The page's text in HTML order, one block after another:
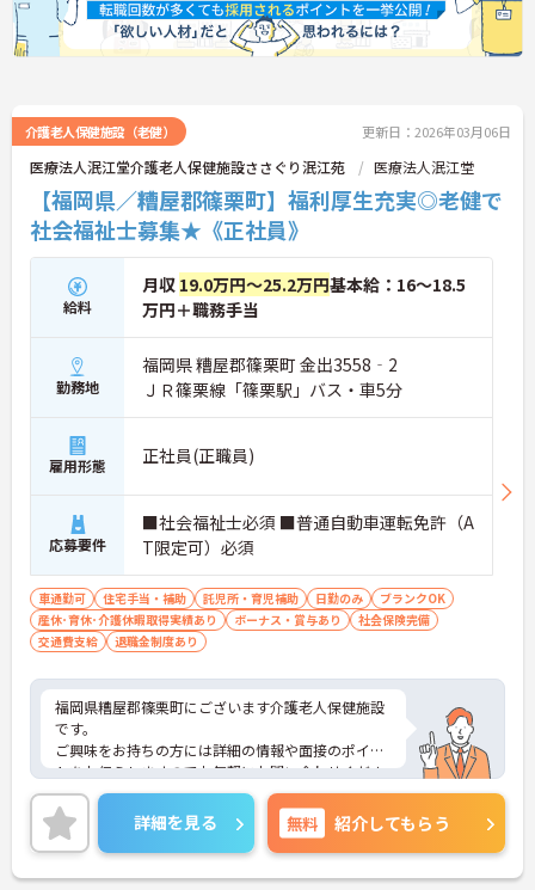
介護老人保健施設（老健） 更新日：2026年03月06日
医療法人泯江堂介護老人保健施設ささぐり泯江苑 医療法人泯江堂
【福岡県／糟屋郡篠栗町】福利厚生充実◎老健で
社会福祉士募集★《正社員》
給料
月収 19.0万円～25.2万円基本給：16～18.5
万円＋職務手当
勤務地
福岡県 糟屋郡篠栗町 金出3558‐2
ＪＲ篠栗線「篠栗駅」バス・車5分
雇用形態 正社員(正職員)
応募要件
■社会福祉士必須 ■普通自動車運転免許（A
T限定可）必須
車通勤可 住宅手当・補助 託児所・育児補助 日勤のみ
ブランクOK
産休･育休･介護休暇取得実績あり
ボーナス・賞与あり
社会保険完備
交通費支給
退職金制度あり
福岡県糟屋郡篠栗町にございます介護老人保健施設
です。
ご興味をお持ちの方には詳細の情報や面接のポイン
トをお伝えしますのでお気軽にお問い合わせくださ
いませ。
詳細を見る 無料 紹介してもらう